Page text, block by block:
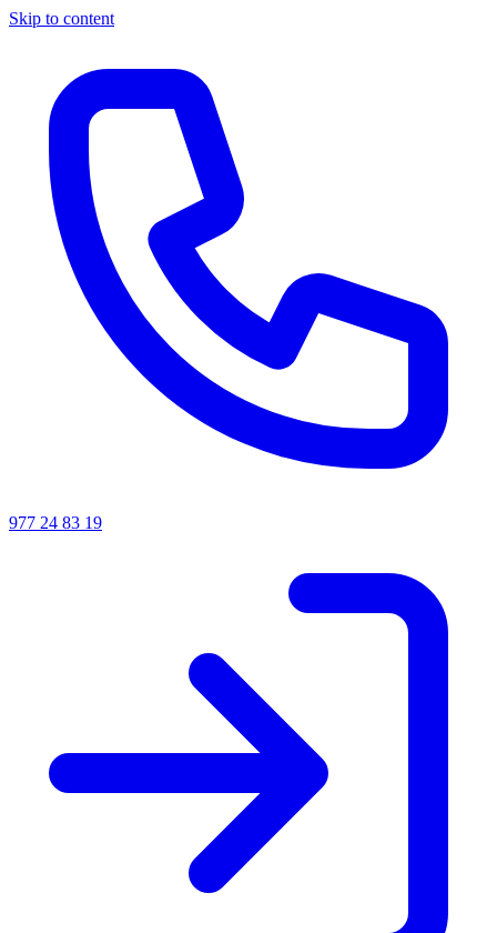
Skip to content
977 24 83 19